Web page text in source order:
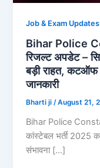
Job & Exam Updates
Bihar Police
रिजल्ट अपडेट –
बड़ी राहत, कटऑफ
जानकारी
Bharti ji/August 21,
Bihar Police
कांस्टेबल भर्ती 2025
संभावना […]